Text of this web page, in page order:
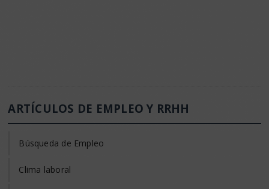
ARTÍCULOS DE EMPLEO Y RRHH
Búsqueda de Empleo
Clima laboral